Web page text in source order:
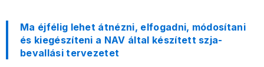
Ma éjfélig lehet átnézni, elfogadni, módosítani
és kiegészíteni a NAV által készített szja-
bevallási tervezetet